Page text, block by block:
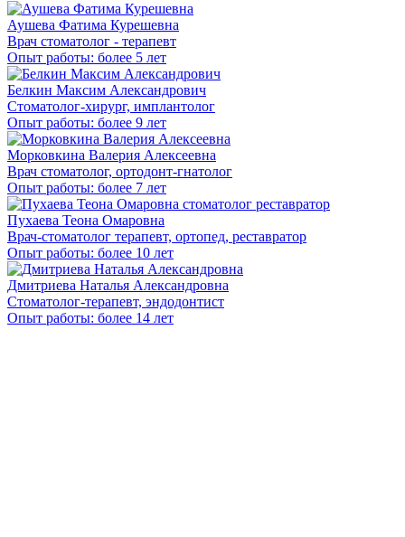
Аушева Фатима Курешевна
Врач стоматолог - терапевт
Опыт работы: более 5 лет
Белкин Максим Александрович
Стоматолог-хирург, имплантолог
Опыт работы: более 9 лет
Морковкина Валерия Алексеевна
Врач стоматолог, ортодонт-гнатолог
Опыт работы: более 7 лет
Пухаева Теона Омаровна
Врач-стоматолог терапевт, ортопед, реставратор
Опыт работы: более 10 лет
Дмитриева Наталья Александровна
Стоматолог-терапевт, эндодонтист
Опыт работы: более 14 лет